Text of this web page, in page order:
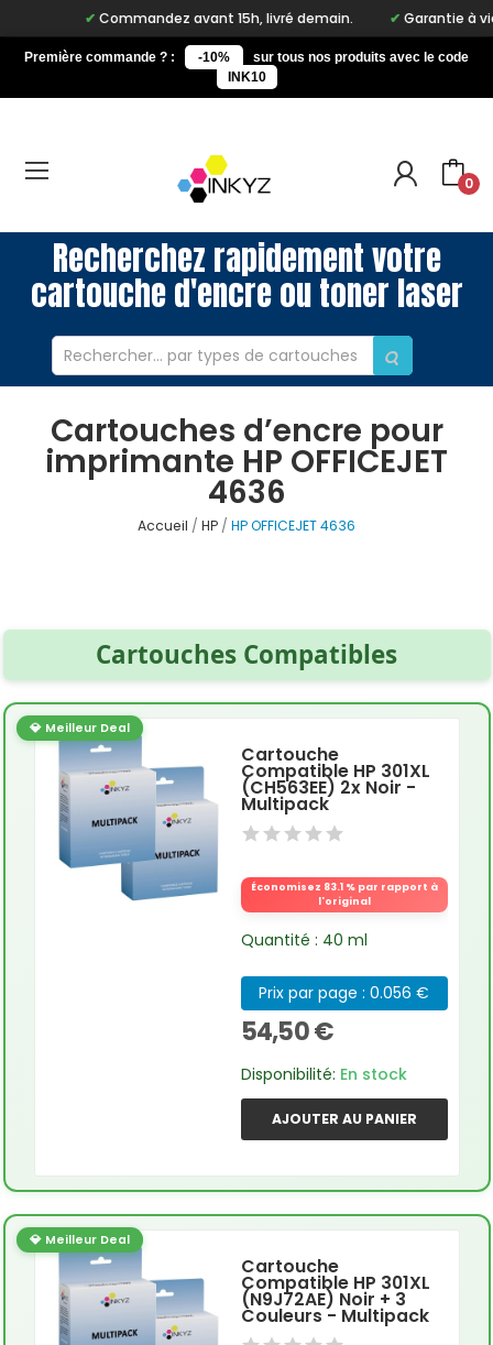
Commandez avant 15h, livré demain. Garantie à vie
Première commande ? : -10%
sur tous nos produits avec le code
INK10
0
Recherchez rapidement votre
cartouche d'encre ou toner laser
Cartouches d’encre pour
imprimante HP OFFICEJET
4636
Accueil HP HP OFFICEJET 4636
Cartouches Compatibles
💎 Meilleur Deal
Cartouche
Compatible HP 301XL
(CH563EE) 2x Noir -
Multipack
Économisez 83.1 % par rapport à
l'original
Quantité : 40 ml
Prix par page : 0.056 €
54,50 €
Disponibilité: En stock
AJOUTER AU PANIER
💎 Meilleur Deal
Cartouche
Compatible HP 301XL
(N9J72AE) Noir + 3
Couleurs - Multipack